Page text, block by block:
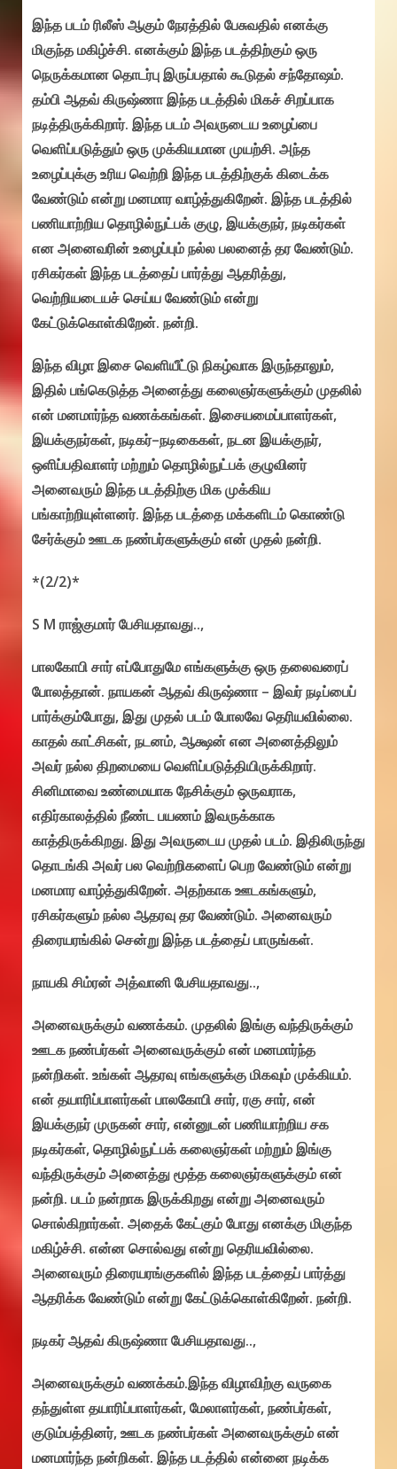
இந்த படம் ரிலீஸ் ஆகும் நேரத்தில் பேசுவதில் எனக்கு
மிகுந்த மகிழ்ச்சி. எனக்கும் இந்த படத்திற்கும் ஒரு
நெருக்கமான தொடர்பு இருப்பதால் கூடுதல் சந்தோஷம்.
தம்பி ஆதவ் கிருஷ்ணா இந்த படத்தில் மிகச் சிறப்பாக
நடித்திருக்கிறார். இந்த படம் அவருடைய உழைப்பை
வெளிப்படுத்தும் ஒரு முக்கியமான முயற்சி. அந்த
உழைப்புக்கு உரிய வெற்றி இந்த படத்திற்குக் கிடைக்க
வேண்டும் என்று மனமார வாழ்த்துகிறேன். இந்த படத்தில்
பணியாற்றிய தொழில்நுட்பக் குழு, இயக்குநர், நடிகர்கள்
என அனைவரின் உழைப்பும் நல்ல பலனைத் தர வேண்டும்.
ரசிகர்கள் இந்த படத்தைப் பார்த்து ஆதரித்து,
வெற்றியடையச் செய்ய வேண்டும் என்று
கேட்டுக்கொள்கிறேன். நன்றி.
இந்த விழா இசை வெளியீட்டு நிகழ்வாக இருந்தாலும்,
இதில் பங்கெடுத்த அனைத்து கலைஞர்களுக்கும் முதலில்
என் மனமார்ந்த வணக்கங்கள். இசையமைப்பாளர்கள்,
இயக்குநர்கள், நடிகர்–நடிகைகள், நடன இயக்குநர்,
ஒளிப்பதிவாளர் மற்றும் தொழில்நுட்பக் குழுவினர்
அனைவரும் இந்த படத்திற்கு மிக முக்கிய
பங்காற்றியுள்ளனர். இந்த படத்தை மக்களிடம் கொண்டு
சேர்க்கும் ஊடக நண்பர்களுக்கும் என் முதல் நன்றி.
*(2/2)*
S M ராஜ்குமார் பேசியதாவது..,
பாலகோபி சார் எப்போதுமே எங்களுக்கு ஒரு தலைவரைப்
போலத்தான். நாயகன் ஆதவ் கிருஷ்ணா – இவர் நடிப்பைப்
பார்க்கும்போது, இது முதல் படம் போலவே தெரியவில்லை.
காதல் காட்சிகள், நடனம், ஆக்ஷன் என அனைத்திலும்
அவர் நல்ல திறமையை வெளிப்படுத்தியிருக்கிறார்.
சினிமாவை உண்மையாக நேசிக்கும் ஒருவராக,
எதிர்காலத்தில் நீண்ட பயணம் இவருக்காக
காத்திருக்கிறது. இது அவருடைய முதல் படம். இதிலிருந்து
தொடங்கி அவர் பல வெற்றிகளைப் பெற வேண்டும் என்று
மனமார வாழ்த்துகிறேன். அதற்காக ஊடகங்களும்,
ரசிகர்களும் நல்ல ஆதரவு தர வேண்டும். அனைவரும்
திரையரங்கில் சென்று இந்த படத்தைப் பாருங்கள்.
நாயகி சிம்ரன் அத்வானி பேசியதாவது..,
அனைவருக்கும் வணக்கம். முதலில் இங்கு வந்திருக்கும்
ஊடக நண்பர்கள் அனைவருக்கும் என் மனமார்ந்த
நன்றிகள். உங்கள் ஆதரவு எங்களுக்கு மிகவும் முக்கியம்.
என் தயாரிப்பாளர்கள் பாலகோபி சார், ரகு சார், என்
இயக்குநர் முருகன் சார், என்னுடன் பணியாற்றிய சக
நடிகர்கள், தொழில்நுட்பக் கலைஞர்கள் மற்றும் இங்கு
வந்திருக்கும் அனைத்து மூத்த கலைஞர்களுக்கும் என்
நன்றி. படம் நன்றாக இருக்கிறது என்று அனைவரும்
சொல்கிறார்கள். அதைக் கேட்கும் போது எனக்கு மிகுந்த
மகிழ்ச்சி. என்ன சொல்வது என்று தெரியவில்லை.
அனைவரும் திரையரங்குகளில் இந்த படத்தைப் பார்த்து
ஆதரிக்க வேண்டும் என்று கேட்டுக்கொள்கிறேன். நன்றி.
நடிகர் ஆதவ் கிருஷ்ணா பேசியதாவது..,
அனைவருக்கும் வணக்கம்.இந்த விழாவிற்கு வருகை
தந்துள்ள தயாரிப்பாளர்கள், மேலாளர்கள், நண்பர்கள்,
குடும்பத்தினர், ஊடக நண்பர்கள் அனைவருக்கும் என்
மனமார்ந்த நன்றிகள். இந்த படத்தில் என்னை நடிக்க